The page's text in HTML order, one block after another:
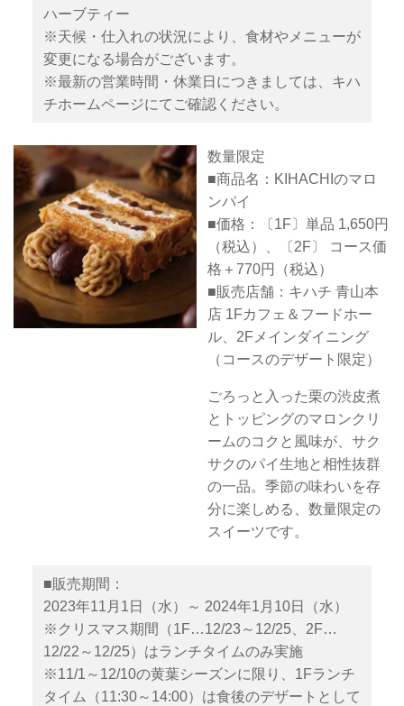
ハーブティー
※天候・仕入れの状況により、食材やメニューが
変更になる場合がございます。
※最新の営業時間・休業日につきましては、キハ
チホームページにてご確認ください。
数量限定
■商品名：KIHACHIのマロ
ンパイ
■価格：〔1F〕単品 1,650円
（税込）、〔2F〕 コース価
格＋770円（税込）
■販売店舗：キハチ 青山本
店 1Fカフェ＆フードホー
ル、2Fメインダイニング
（コースのデザート限定）
ごろっと入った栗の渋皮煮
とトッピングのマロンクリ
ームのコクと風味が、サク
サクのパイ生地と相性抜群
の一品。季節の味わいを存
分に楽しめる、数量限定の
スイーツです。
■販売期間：
2023年11月1日（水）～ 2024年1月10日（水）
※クリスマス期間（1F…12/23～12/25、2F…
12/22～12/25）はランチタイムのみ実施
※11/1～12/10の黄葉シーズンに限り、1Fランチ
タイム（11:30～14:00）は食後のデザートとして